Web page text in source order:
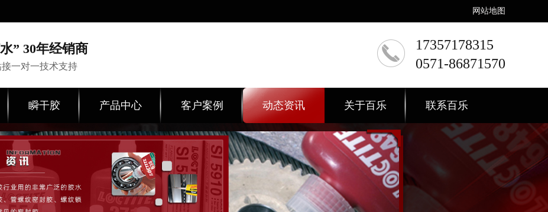
网站地图
” 30年经销商
一对一技术支持
17357178315
0571-86871570
瞬干胶 产品中心 客户案例 动态资讯 关于百乐 联系百乐